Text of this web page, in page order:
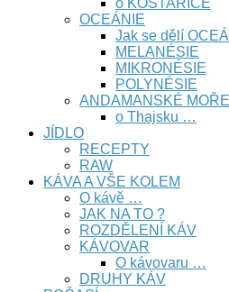
o KOSTARICE
OCEÁNIE
Jak se dělí
MELANÉSIE
MIKRONÉSIE
POLYNÉSIE
ANDAMANSKÉ
o Thajsku …
JÍDLO
RECEPTY
RAW
KÁVA A VŠE KOLEM
O kávě …
JAK NA TO ?
ROZDĚLENÍ KÁV
KÁVOVAR
O kávovaru …
DRUHY KÁV